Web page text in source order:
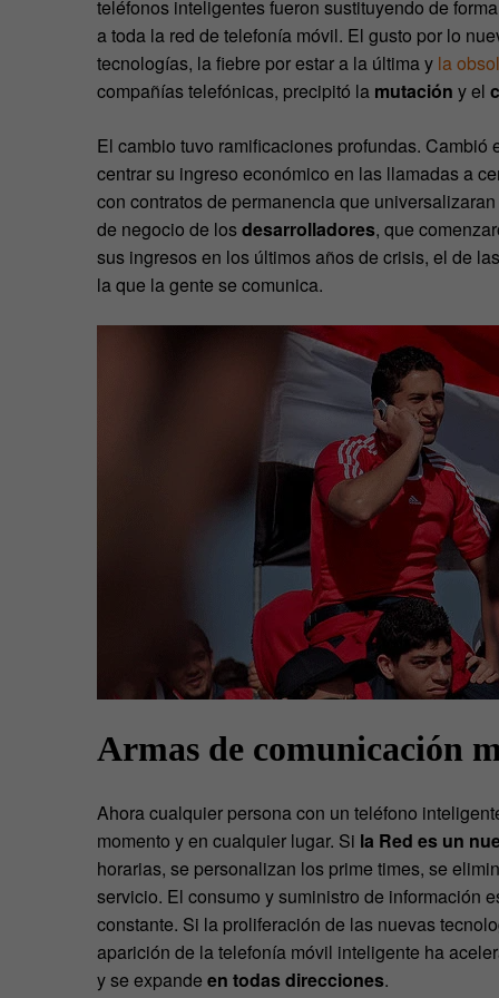
teléfonos inteligentes fueron sustituyendo de
a toda la red de telefonía móvil. El gusto por lo
tecnologías, la fiebre por estar a la última y la
compañías telefónicas, precipitó la mutación y el
El cambio tuvo ramificaciones profundas. Cambió
centrar su ingreso económico en las llamadas a
con contratos de permanencia que
de negocio de losdesarrolladores, que
sus ingresos en los últimos años de crisis, el de
la que la gente se comunica.
Armas de comunicación
Ahora cualquier persona con un teléfono
momento y en cualquier lugar. Si la Red es un
horarias, se personalizan los prime times, se
servicio. El consumo y suministro de información
constante. Si la proliferación de las nuevas
aparición de la telefonía móvil inteligente ha
y se expande en todas direcciones.